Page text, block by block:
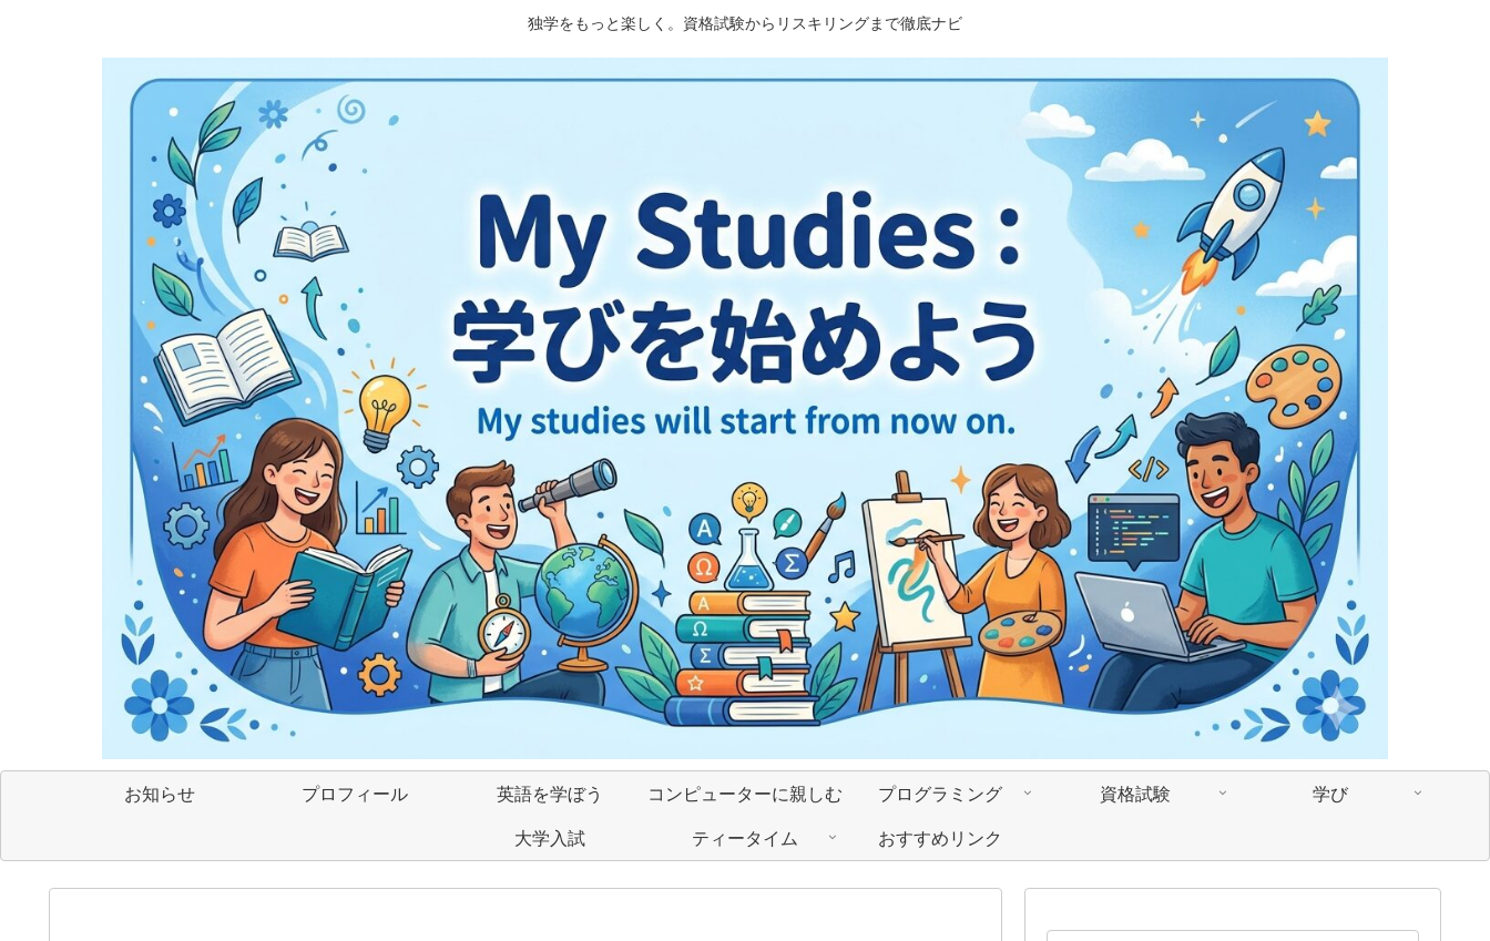
独学をもっと楽しく。資格試験からリスキリングまで徹底ナビ
お知らせ プロフィール 英語を学ぼう コンピューターに親しむ プログラミング 資格試験
学び
大学入試
ティータイム おすすめリンク